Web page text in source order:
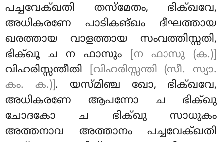
പച്ചവേക്ഖതി തസ്മേതം, ഭിക്ഖവേ,
അധികരണേ പാടികങ്ഖം ദീഘത്തായ
ഖരത്തായ വാളത്തായ സംവത്തിസ്സതി,
ഭിക്ഖൂ ച ന ഫാസും
[ന ഫാസു (ക.)]
വിഹരിസ്സന്തീതി
[വിഹരിസ്സന്തി (സീ. സ്യാ.
കം. ക.)] . യസ്മിഞ്ച ഖോ, ഭിക്ഖവേ,
അധികരണേ ആപന്നോ ച ഭിക്ഖു
ചോദകോ ച ഭിക്ഖു സാധുകം
അത്തനാവ അത്താനം പച്ചവേക്ഖതി